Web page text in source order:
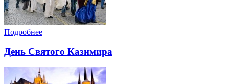
Подробнее
День Святого Казимира